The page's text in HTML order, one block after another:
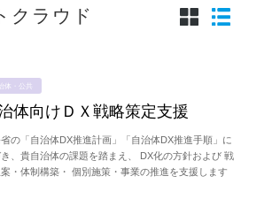
クラウド
体・公共
体向けＤＸ戦略策定支援
の「自治体DX推進計画」「自治体DX推進手順」に
、貴自治体の課題を踏まえ、 DX化の方針および 戦
・体制構築・ 個別施策・事業の推進を支援します